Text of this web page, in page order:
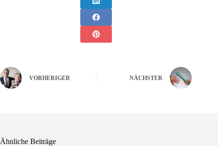
VORHERIGER NÄCHSTER
Ähnliche Beiträge